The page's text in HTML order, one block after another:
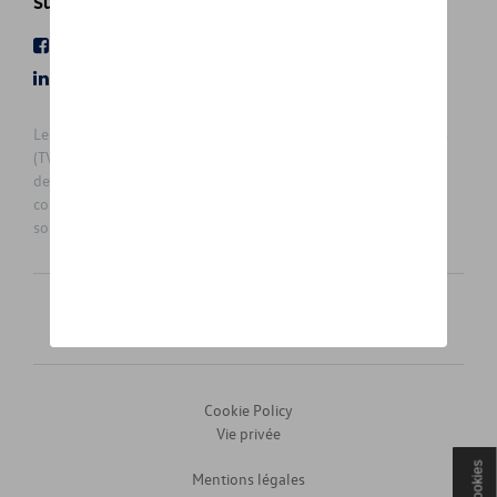
Les prix affichés sur le présent site sont des prix recommandés
(TVAc), hors éventuels frais de montage. Pour connaitre le prix
de vente actuel et les éventuels frais de montage, veuillez
contacter votre concessionnaire/agent. Les prix recommandés
sont sujets à des changements sans préavis.
Mentions légales
Cookie Policy
Vie privée
Cookies